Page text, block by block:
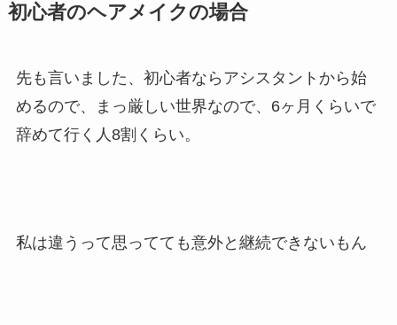
初心者のヘアメイクの場合
先も言いました、初心者ならアシスタントから始
めるので、まっ厳しい世界なので、6ヶ月くらいで
辞めて行く人8割くらい。
私は違うって思ってても意外と継続できないもん